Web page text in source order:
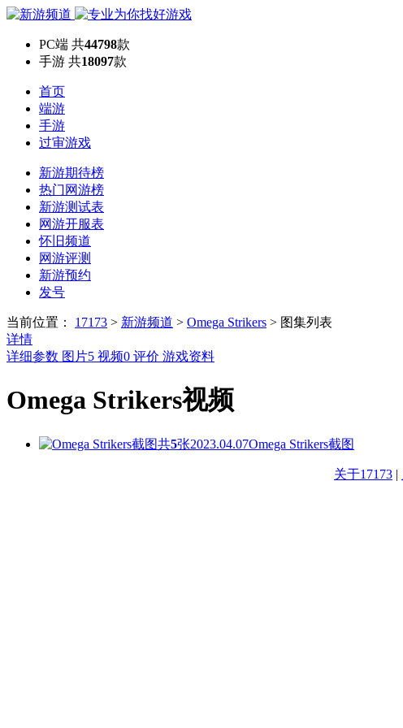
PC端 共44798款
手游 共18097款
首页
端游
手游
过审游戏
新游期待榜
热门网游榜
新游测试表
网游开服表
怀旧频道
网游评测
新游预约
发号
当前位置： 17173 > 新游频道 > Omega Strikers > 图集列表
详情
详细参数 图片5 视频0 评价 游戏资料
Omega Strikers视频
共5张2023.04.07Omega Strikers截图
关于17173 |